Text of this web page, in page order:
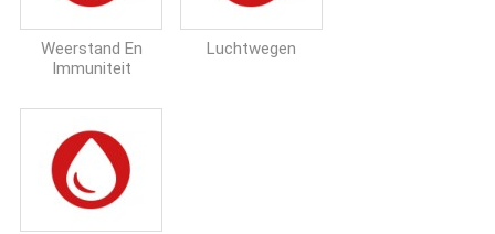
Weerstand En
Immuniteit
Luchtwegen